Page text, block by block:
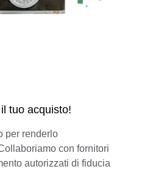
tuo acquisto!
per renderlo
con fornitori
autorizzati di fiducia